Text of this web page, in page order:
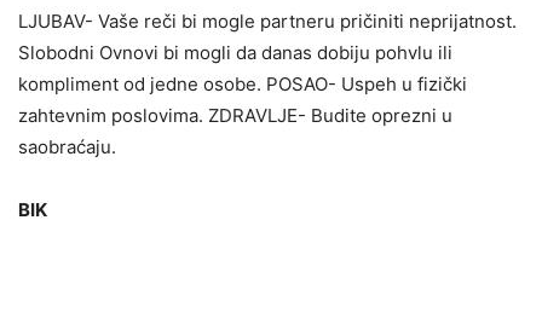
LJUBAV- Vaše reči bi mogle partneru pričiniti neprijatnost.
Slobodni Ovnovi bi mogli da danas dobiju pohvlu ili
kompliment od jedne osobe. POSAO- Uspeh u fizički
zahtevnim poslovima. ZDRAVLJE- Budite oprezni u
saobraćaju.
BIK